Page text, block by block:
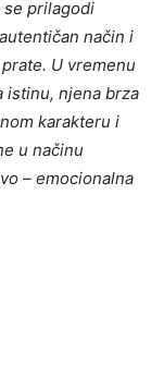
se prilagodi
način i
U vremenu
istinu, njena brza
karakteru i
u načinu
– emocionalna